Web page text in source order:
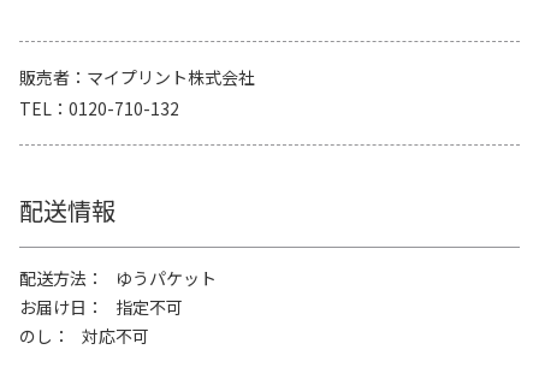
販売者
マイプリント株式会社
TEL
0120-710-132
配送情報
配送方法
ゆうパケット
お届け日
指定不可
のし
対応不可